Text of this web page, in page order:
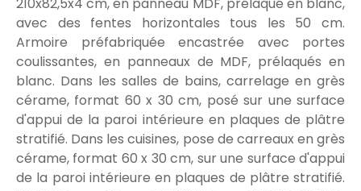
210x82,5x4 cm, en panneau MDF, prélaqué en blanc,
avec des fentes horizontales tous les 50 cm.
Armoire préfabriquée encastrée avec portes
coulissantes, en panneaux de MDF, prélaqués en
blanc. Dans les salles de bains, carrelage en grès
cérame, format 60 x 30 cm, posé sur une surface
d'appui de la paroi intérieure en plaques de plâtre
stratifié. Dans les cuisines, pose de carreaux en grès
cérame, format 60 x 30 cm, sur une surface d'appui
de la paroi intérieure en plaques de plâtre stratifié.